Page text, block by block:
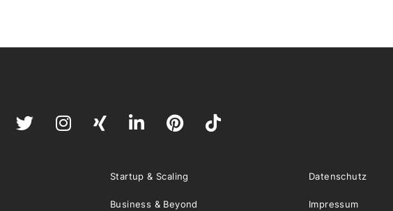
Startup & Scaling
Business & Beyond
Datenschutz
Impressum